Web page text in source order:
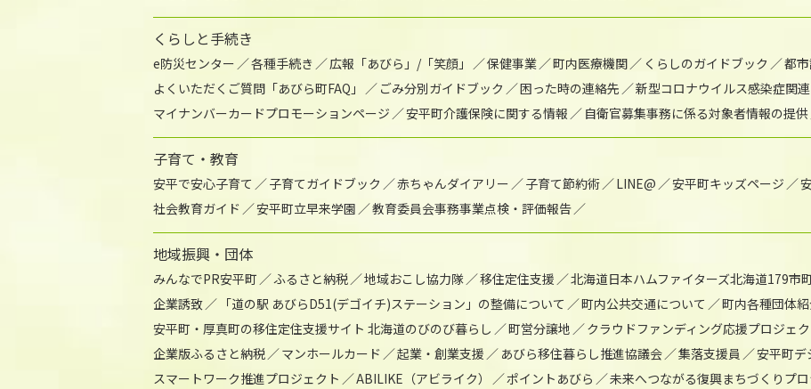
くらしと手続き
e防災センター 各種手続き 広報「あびら」/「笑顔」 保健事業 町内医療機関 くらしのガイドブック 都
よくいただくご質問「あびら町FAQ」
ごみ分別ガイドブック 困った時の連絡先
新型コロナウイルス感染症関連
マイナンバーカードプロモーションページ
安平町介護保険に関する情報 自衛官募集事務に係る対象者情報の提供
子育て・教育
安平で安心子育て 子育てガイドブック 赤ちゃんダイアリー 子育て節約術 LINE@ 安平町キッズページ
社会教育ガイド
安平町立早来学園 教育委員会事務事業点検・評価報告
地域振興・団体
みんなでPR安平町 ふるさと納税 地域おこし協力隊 移住定住支援 北海道日本ハムファイターズ北海道179市
企業誘致
「道の駅 あびらD51(デゴイチ)ステーション」の整備について 町内公共交通について 町内各種団体
安平町・厚真町の移住定住支援サイト 北海道のびのび暮らし
町営分譲地 クラウドファンディング応援プロジェ
企業版ふるさと納税
マンホールカード 起業・創業支援 あびら移住暮らし推進協議会 集落支援員
安平町デ
スマートワーク推進プロジェクト
ABILIKE（アビライク） ポイントあびら 未来へつながる復興まちづくりプ